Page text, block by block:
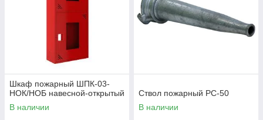
Шкаф пожарный ШПК-03-
НОК/НОБ навесной-открытый
В наличии
Ствол пожарный РС-50
В наличии